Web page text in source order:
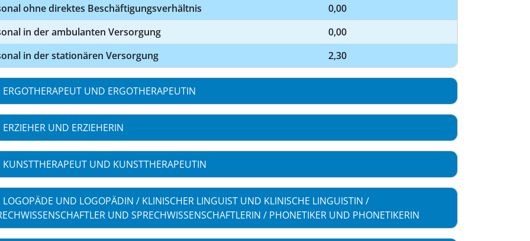
ohne direktes Beschäftigungsverhältnis
0,00
in der ambulanten Versorgung
0,00
in der stationären Versorgung
2,30
ERGOTHERAPEUT UND ERGOTHERAPEUTIN
ERZIEHER UND ERZIEHERIN
KUNSTTHERAPEUT UND KUNSTTHERAPEUTIN
LOGOPÄDE UND LOGOPÄDIN / KLINISCHER LINGUIST UND KLINISCHE LINGUISTIN /
UND SPRECHWISSENSCHAFTLERIN / PHONETIKER UND PHONETIKERIN